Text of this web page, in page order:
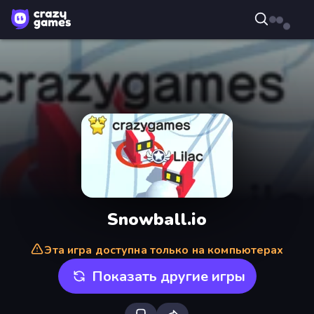
Snowball.io
Эта игра доступна только на компьютерах
Показать другие игры